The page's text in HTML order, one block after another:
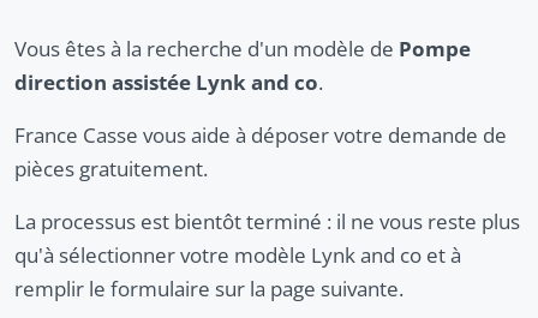
Vous êtes à la recherche d'un modèle de Pompe
direction assistée Lynk and co.
France Casse vous aide à déposer votre demande de
pièces gratuitement.
La processus est bientôt terminé : il ne vous reste plus
qu'à sélectionner votre modèle Lynk and co et à
remplir le formulaire sur la page suivante.